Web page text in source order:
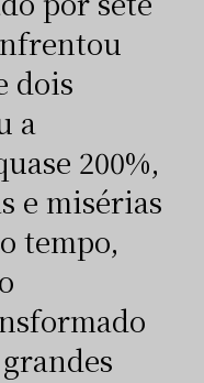
dois
a
200%,
e misérias
tempo,
grandes